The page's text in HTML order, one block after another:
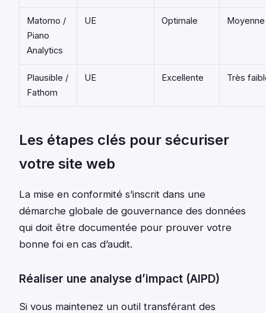
Matomo /
Piano
Analytics
UE Optimale Moyenne
Plausible /
Fathom
UE Excellente Très
Les étapes clés pour sécuriser
votre site web
La mise en conformité s’inscrit dans une
démarche globale de gouvernance des données
qui doit être documentée pour prouver votre
bonne foi en cas d’audit.
Réaliser une analyse d’impact (AIPD)
Si vous maintenez un outil transférant des